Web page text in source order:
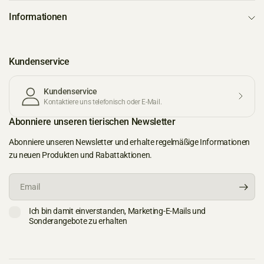
Informationen
Kundenservice
Kundenservice
Kontaktiere uns telefonisch oder E-Mail.
Abonniere unseren tierischen Newsletter
Abonniere unseren Newsletter und erhalte regelmäßige Informationen
zu neuen Produkten und Rabattaktionen.
Email
Ich bin damit einverstanden, Marketing-E-Mails und
Sonderangebote zu erhalten